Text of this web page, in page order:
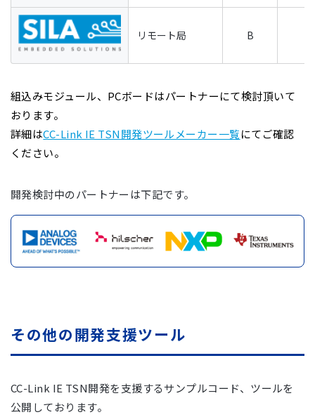
リモート局 B
組込みモジュール、PCボードはパートナーにて検討頂いて
おります。
詳細はCC-Link IE TSN開発ツールメーカー⼀覧にてご確認
ください。
開発検討中のパートナーは下記です。
その他の開発⽀援ツール
CC-Link IE TSN開発を支援するサンプルコード、ツールを
公開しております。